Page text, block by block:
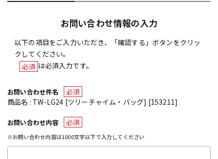
お問い合わせ情報の入力
以下の項目をご入力いただき、「確認する」ボタンをクリッ
クしてください。
必須 は必須入力です。
お問い合わせ件名
必須
商品名 : TW-LG24 [ツリーチャイム・バッグ] [153211]
お問い合わせ内容 必須
※お問い合わせ内容は1000文字以下で入力してください